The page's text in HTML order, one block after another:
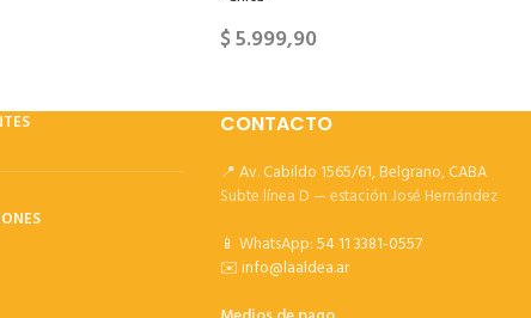
$5.999,90
CONTACTO
📍 Av. Cabildo 1565/61, Belgrano, CABA
Subte línea D — estación José Hernández
📱 WhatsApp:54 11 3381-0557
✉️info@laaldea.ar